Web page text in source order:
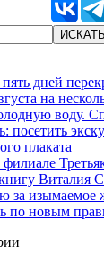
дней
на
воду.
посетить
плаката
Виталия
за изымаемое
по новым